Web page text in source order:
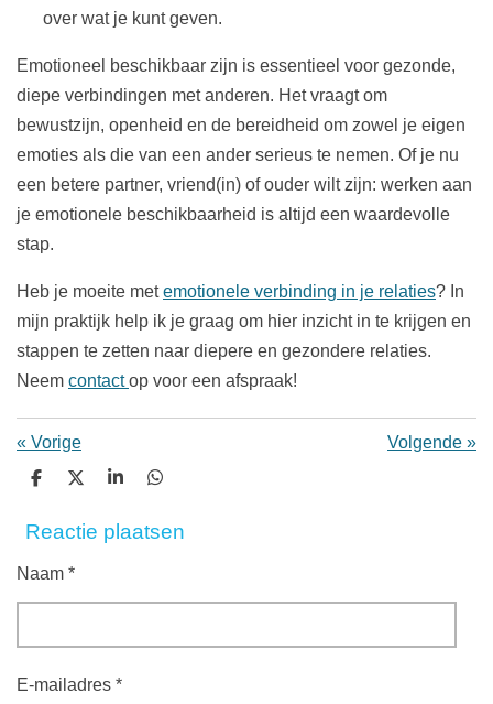
over wat je kunt geven.
Emotioneel beschikbaar zijn is essentieel voor gezonde,
diepe verbindingen met anderen. Het vraagt om
bewustzijn, openheid en de bereidheid om zowel je eigen
emoties als die van een ander serieus te nemen. Of je nu
een betere partner, vriend(in) of ouder wilt zijn: werken aan
je emotionele beschikbaarheid is altijd een waardevolle
stap.
Heb je moeite metemotionele verbinding in je relaties? In
mijn praktijk help ik je graag om hier inzicht in te krijgen en
stappen te zetten naar diepere en gezondere relaties.
Neem contactop voor een afspraak!
« Vorige Volgende »
D
e
D
e
l
S
a
r
D
e
Reactie plaatsen
Naam *
E-mailadres *